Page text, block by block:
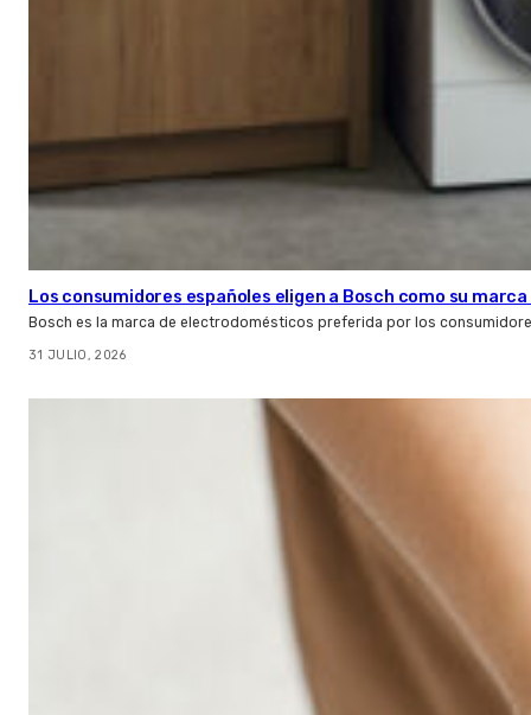
Los consumidores españoles eligen a Bosch como su
Bosch es la marca de electrodomésticos preferida por los
31 JULIO, 2026